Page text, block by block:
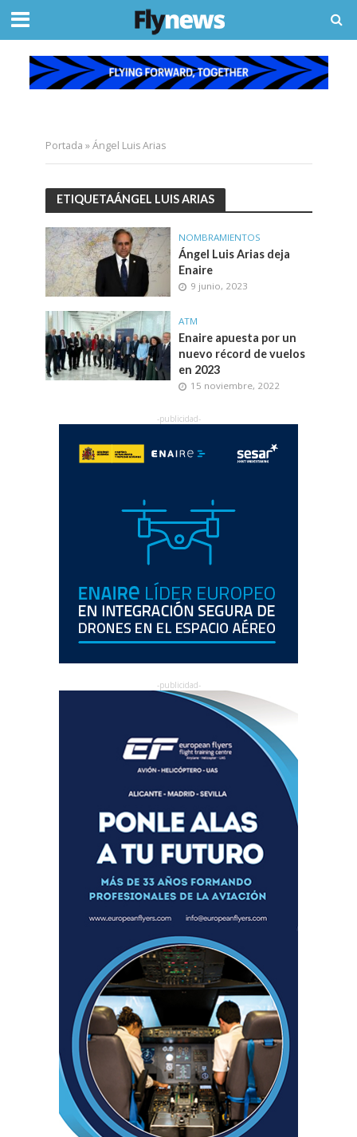
Portada »Ángel Luis Arias
ETIQUETAÁNGEL LUIS ARIAS
NOMBRAMIENTOS
Ángel Luis Arias deja
Enaire
9 junio, 2023
ATM
Enaire apuesta por un
nuevo récord de vuelos
en 2023
15 noviembre, 2022